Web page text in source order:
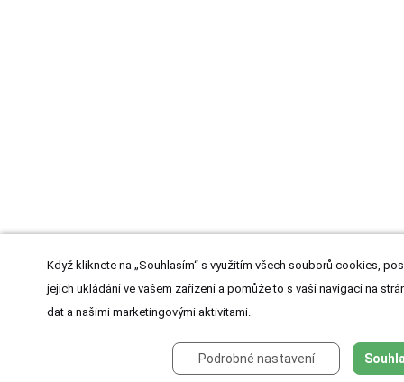
Když kliknete na „Souhlasím“ s využitím všech souborů cookies,
jejich ukládání ve vašem zařízení a pomůže to s vaší navigací na
dat a našimi marketingovými aktivitami.
Podrobné nastavení